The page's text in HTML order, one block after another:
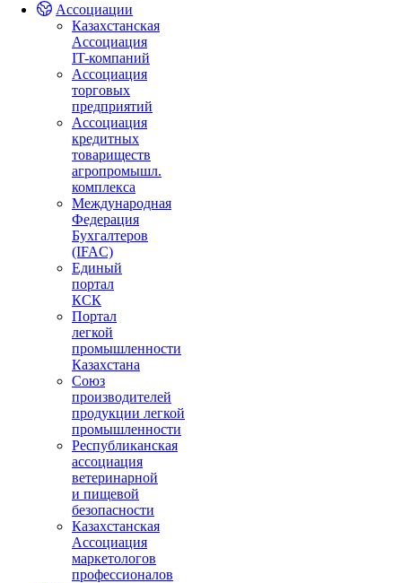
Ассоциации
Казахстанская
Ассоциация
IT-компаний
Ассоциация
торговых
предприятий
Ассоциация
кредитных
товариществ
агропромышл.
комплекса
Международная
Федерация
Бухгалтеров
(IFAC)
Единый
портал
КСК
Портал
легкой
промышленности
Казахстана
Союз
производителей
продукции легкой
промышленности
Республиканская
ассоциация
ветеринарной
и пищевой
безопасности
Казахстанская
Ассоциация
маркетологов
профессионалов